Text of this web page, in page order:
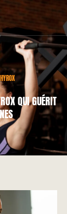
HYROX
QUI GUÉRIT